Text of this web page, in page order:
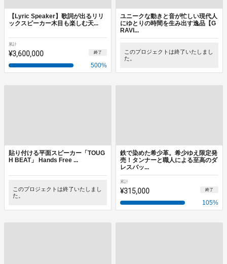
【Lyric Speaker】歌詞が出るリリ
ックスピーカー木目も楽しむ天...
累計
¥3,600,000 終了
500%
ユニークな動きと音が忙しい現代人
にゆとりの時間を生み出す逸品【G
RAVI...
このプロジェクトは終了いたしまし
た。
貼り付ける平面スピーカー「TOUG
H BEAT」 Hands Free ...
このプロジェクトは終了いたしまし
た。
鉄で染めた希少革。希少ゆえ限定発
売！タンナーと職人による至高のダ
レスバッ...
累計
¥315,000 終了
105%